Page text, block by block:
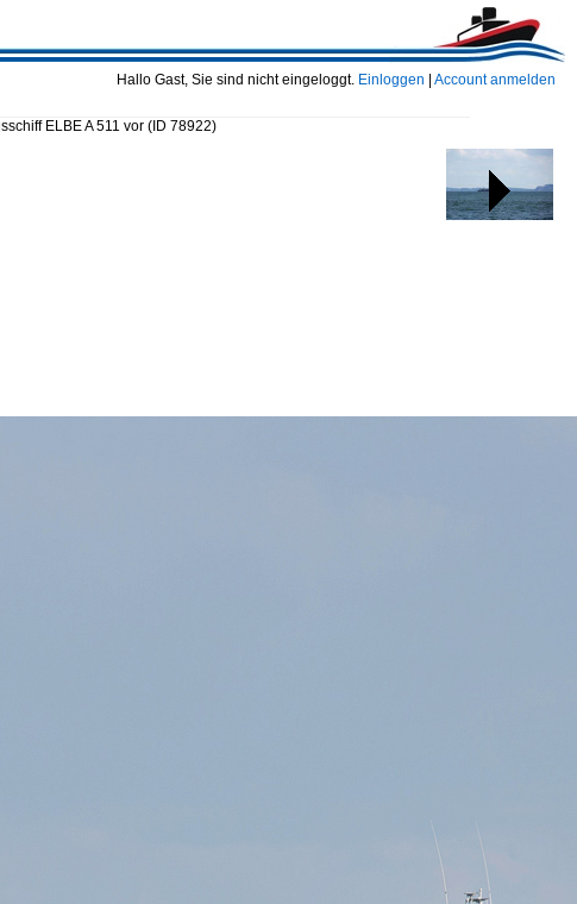
Hallo Gast, Sie sind nicht eingeloggt. Einloggen Account anmelden
ELBE A 511 vor (ID 78922)